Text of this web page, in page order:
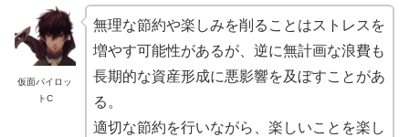
仮面パイロッ
トC
無理な節約や楽しみを削ることはストレスを
増やす可能性があるが、逆に無計画な浪費も
長期的な資産形成に悪影響を及ぼすことがあ
る。
適切な節約を行いながら、楽しいことを楽し